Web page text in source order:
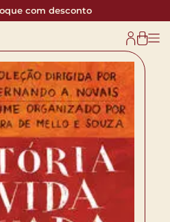
com desconto